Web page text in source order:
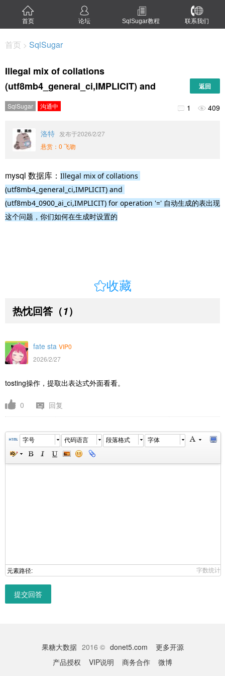
首页 论坛 SqlSugar教程 联系我们
首页 > SqlSugar
Illegal mix of collations
(utf8mb4_general_ci,IMPLICIT) and
返回
SqlSugar 沟通中  1  409
洛特 发布于2026/2/27
悬赏：0 飞吻
mysql 数据库： Illegal mix of collations
(utf8mb4_general_ci,IMPLICIT) and
(utf8mb4_0900_ai_ci,IMPLICIT) for operation '=' 自动生成的表出现
这个问题，你们如何在生成时设置的
收藏
热忱回答 （1）
fate sta VIP0
2026/2/27
tosting操作，提取出表达式外面看看。
0 回复
字号 代码语言 段落格式 字体
元素路径: 字数统计
提交回答
果糖大数据 2016 © donet5.com
更多开源
产品授权
VIP说明 商务合作 微博